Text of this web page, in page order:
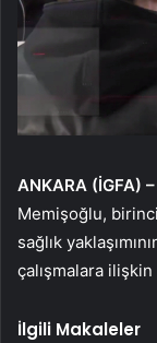
ANKARA (İGFA) –
Memişoğlu,
sağlık
çalışmalara
İlgili Makaleler